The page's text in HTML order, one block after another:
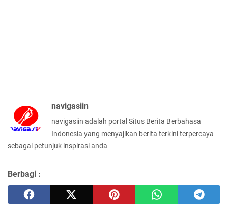
navigasiin
navigasiin adalah portal Situs Berita Berbahasa
Indonesia yang menyajikan berita terkini terpercaya
sebagai petunjuk inspirasi anda
Berbagi :